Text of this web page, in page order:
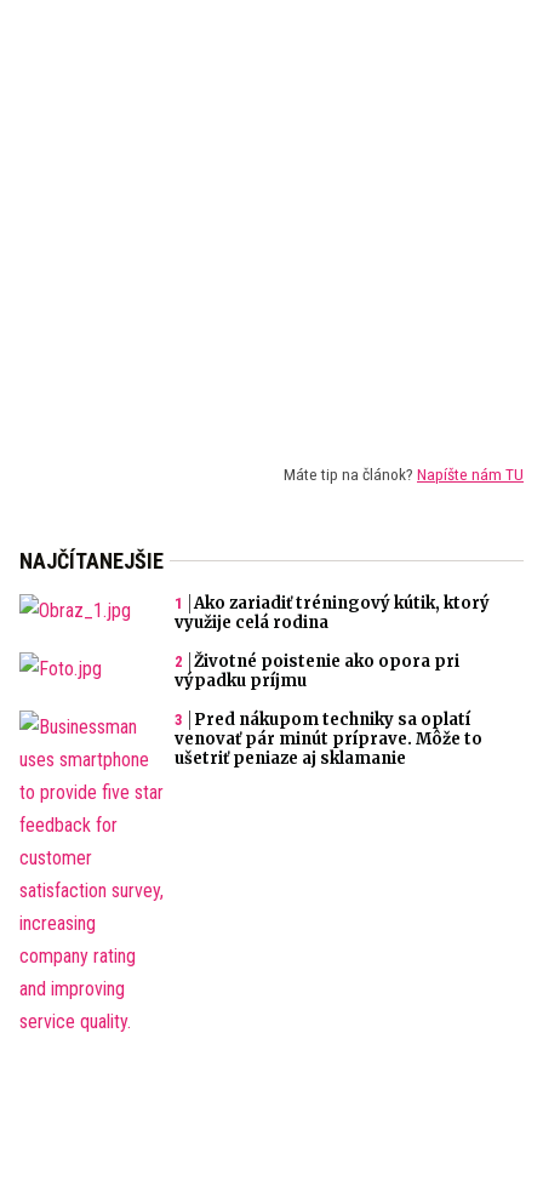
Máte tip na článok? Napíšte nám TU
NAJČÍTANEJŠIE
Ako zariadiť tréningový kútik, ktorý
využije celá rodina
Životné poistenie ako opora pri
výpadku príjmu
Pred nákupom techniky sa oplatí
venovať pár minút príprave. Môže to
ušetriť peniaze aj sklamanie